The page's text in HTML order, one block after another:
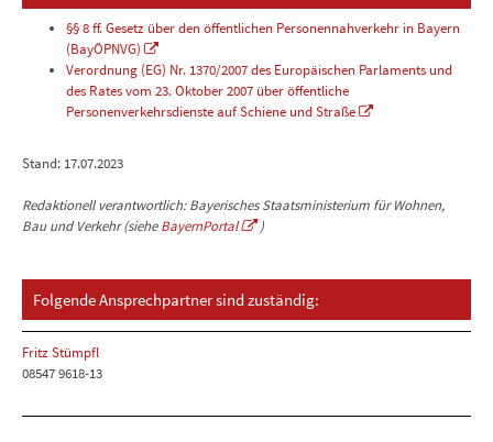
§§ 8 ff. Gesetz über den öffentlichen Personennahverkehr in Bayern
(BayÖPNVG)
Verordnung (EG) Nr. 1370/2007 des Europäischen Parlaments und
des Rates vom 23. Oktober 2007 über öffentliche
Personenverkehrsdienste auf Schiene und Straße
Stand: 17.07.2023
Redaktionell verantwortlich: Bayerisches Staatsministerium für Wohnen,
Bau und Verkehr (sieheBayernPortal )
Folgende Ansprechpartner sind zuständig:
Fritz Stümpfl
08547 9618-13